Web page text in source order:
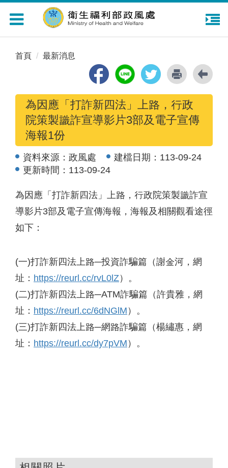
Toggle
navigation
首頁 最新消息
為因應「打詐新四法」上路，行政
院策製識詐宣導影片3部及電子宣傳
海報1份
資料來源： 政風處 建檔日期： 113-09-24
更新時間： 113-09-24
為因應「打詐新四法」上路，行政院策製識詐宣
導影片3部及電子宣傳海報，海報及相關觀看途徑
如下：
(一)打詐新四法上路─投資詐騙篇（謝金河，網
址： https://reurl.cc/rvL0lZ）。
(二)打詐新四法上路─ATM詐騙篇（許貴雅，網
址： https://reurl.cc/6dNGlM ）。
(三)打詐新四法上路─網路詐騙篇（楊繡惠，網
址： https://reurl.cc/dy7pVM ）。